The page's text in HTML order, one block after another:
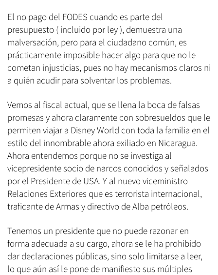
El no pago del FODES cuando es parte del
presupuesto ( incluido por ley ), demuestra una
malversación, pero para el ciudadano común, es
prácticamente imposible hacer algo para que no le
cometan injusticias, pues no hay mecanismos claros ni
a quién acudir para solventar los problemas.
Vemos al fiscal actual, que se llena la boca de falsas
promesas y ahora claramente con sobresueldos que le
permiten viajar a Disney World con toda la familia en el
estilo del innombrable ahora exiliado en Nicaragua.
Ahora entendemos porque no se investiga al
vicepresidente socio de narcos conocidos y señalados
por el Presidente de USA. Y al nuevo viceministro
Relaciones Exteriores que es terrorista internacional,
traficante de Armas y directivo de Alba petróleos.
Tenemos un presidente que no puede razonar en
forma adecuada a su cargo, ahora se le ha prohibido
dar declaraciones públicas, sino solo limitarse a leer,
lo que aún así le pone de manifiesto sus múltiples